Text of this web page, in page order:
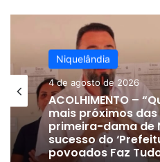
Niquelândia
4 de agosto de 2026
ACOLHIMENTO –
mais próximos
primeira-dama de
sucesso do
povoados Faz